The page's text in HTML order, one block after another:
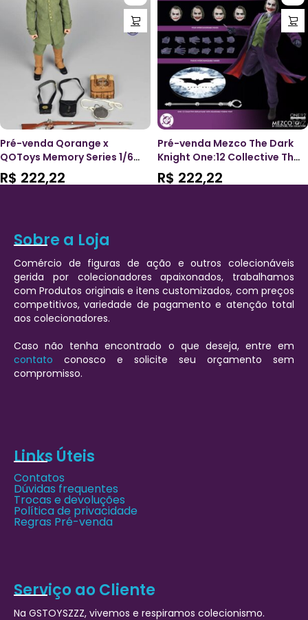
Pré-venda Qorange x
QOToys Memory Series 1/6
Scale Accessory Set
American Civil War Sniper
R$ 222,22
Pré-venda Mezco The Dark
Knight One:12 Collective The
Joker Action Figure (2º lote)
R$ 222,22
Sobre a Loja
Comércio de figuras de ação e outros colecionáveis
gerida por colecionadores apaixonados, trabalhamos
com Produtos originais e itens customizados, com preços
competitivos, variedade de pagamento e atenção total
aos colecionadores.
Caso não tenha encontrado o que deseja, entre em
contato conosco e solicite seu orçamento sem
compromisso.
Links Úteis
Contatos
Dúvidas frequentes
Trocas e devoluções
Política de privacidade
Regras Pré-venda
Serviço ao Cliente
Na GSTOYSZZZ, vivemos e respiramos colecionismo.